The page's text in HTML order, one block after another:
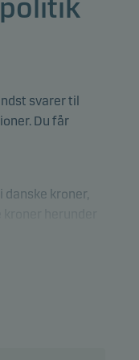
svarer til
Du får
kroner,
af afdelingen.